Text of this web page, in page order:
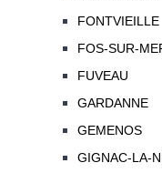
FONTVIEILLE
FOS-SUR-
FUVEAU
GARDANNE
GEMENOS
GIGNAC-LA-